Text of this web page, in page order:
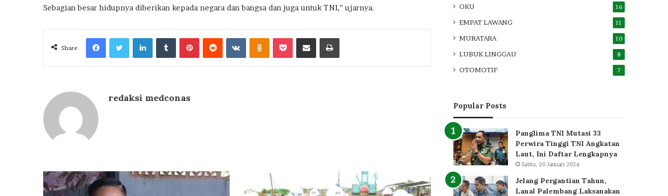
Sebagian besar hidupnya diberikan kepada negara dan bangsa dan juga untuk TNI,” ujarnya.
Share
FacebookTwitterLinkedInTumblrPinterestReddit VKontakteOdnoklassniki
Pocket Share via Email Print
redaksi medconas
OKU 16
EMPAT LAWANG 11
MURATARA 10
LUBUK LINGGAU 8
OTOMOTIF 7
Popular Posts
Panglima TNI Mutasi 33
Perwira Tinggi TNI Angkatan
Laut, Ini Daftar Lengkapnya
Sabtu, 20 Januari 2024
Jelang Pergantian Tahun,
Lanal Palembang Laksanakan